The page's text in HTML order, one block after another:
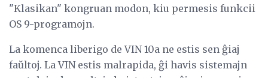
"Klasikan" kongruan modon, kiu permesis funkcii
OS 9-programojn.
La komenca liberigo de VIN 10a ne estis sen ĝiaj
faŭltoj. La VIN estis malrapida, ĝi havis sistemajn